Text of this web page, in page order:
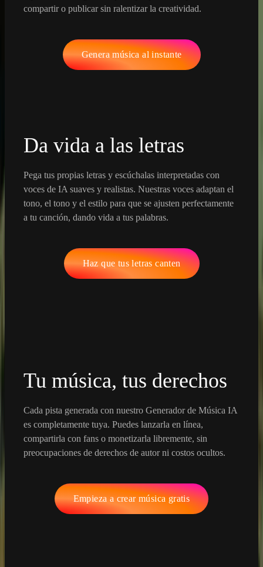
compartir o publicar sin ralentizar la creatividad.
Genera música al instante
Da vida a las letras
Pega tus propias letras y escúchalas interpretadas con
voces de IA suaves y realistas. Nuestras voces adaptan el
tono, el tono y el estilo para que se ajusten perfectamente
a tu canción, dando vida a tus palabras.
Haz que tus letras canten
Tu música, tus derechos
Cada pista generada con nuestro Generador de Música IA
es completamente tuya. Puedes lanzarla en línea,
compartirla con fans o monetizarla libremente, sin
preocupaciones de derechos de autor ni costos ocultos.
Empieza a crear música gratis